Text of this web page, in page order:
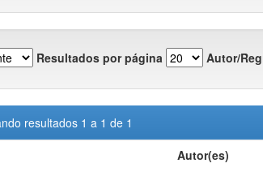
Resultados por página Autor/
resultados 1 a 1 de 1
Autor(es)